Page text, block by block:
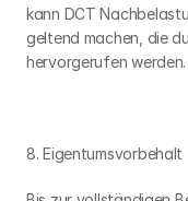
kann DCT
geltend machen, die
hervorgerufen werden.
8. Eigentumsvorbehalt